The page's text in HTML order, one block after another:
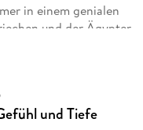
in einem genialen
und der Ägypter
hat eine einzigartige
und Tiefe